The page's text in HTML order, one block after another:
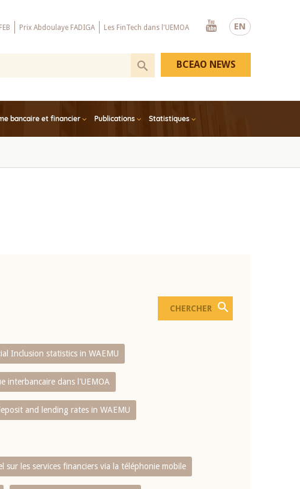
EN
Prix Abdoulaye FADIGA Les FinTech dans l'UEMOA
Youtube
bancaire et financier Publications Statistiques
BCEAO NEWS
Inclusion statistics in WAEMU
interbancaire dans l'UEMOA
and lending rates in WAEMU
sur les services financiers via la téléphonie mobile